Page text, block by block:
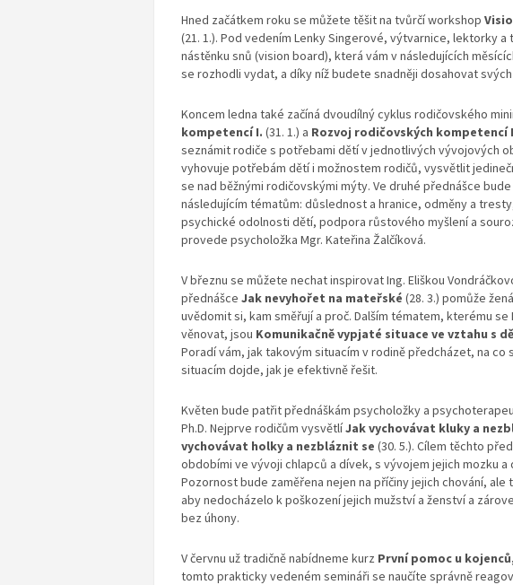
Hned začátkem roku se můžete těšit na tvůrčí workshop
(21. 1.). Pod vedením Lenky Singerové, výtvarnice, lektorky
nástěnku snů (vision board), která vám v následujících
se rozhodli vydat, a díky níž budete snadněji dosahovat
Koncem ledna také začíná dvoudílný cyklus rodičovského
kompetencí I. (31. 1.) a Rozvoj rodičovských kompetencí
seznámit rodiče s potřebami dětí v jednotlivých vývojových
vyhovuje potřebám dětí i možnostem rodičů, vysvětlit
se nad běžnými rodičovskými mýty. Ve druhé přednášce
následujícím tématům: důslednost a hranice, odměny a
psychické odolnosti dětí, podpora růstového myšlení a
provede psycholožka Mgr. Kateřina Žalčíková.
V březnu se můžete nechat inspirovat Ing. Eliškou
přednášce Jak nevyhořet na mateřské (28. 3.) pomůže
uvědomit si, kam směřují a proč. Dalším tématem, kterému se
věnovat, jsou Komunikačně vypjaté situace ve vztahu s
Poradí vám, jak takovým situacím v rodině předcházet, na co
situacím dojde, jak je efektivně řešit.
Květen bude patřit přednáškám psycholožky a
Ph.D. Nejprve rodičům vysvětlíJak vychovávat kluky a
vychovávat holky a nezbláznit se (30. 5.). Cílem těchto
obdobími ve vývoji chlapců a dívek, s vývojem jejich mozku
Pozornost bude zaměřena nejen na příčiny jejich chování,
aby nedocházelo k poškození jejich mužství a ženství a
bez úhony.
V červnu už tradičně nabídneme kurz První pomoc u
tomto prakticky vedeném semináři se naučíte správně